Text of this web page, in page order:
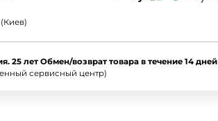
25 лет Обмен/возврат товара в течение 14 дней
сервисный центр)